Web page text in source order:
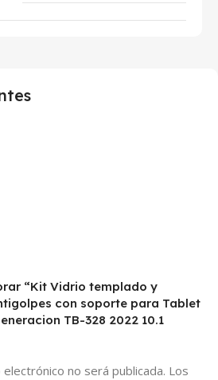
“Kit Vidrio templado y
con soporte para Tablet
TB-328 2022 10.1
no será publicada. Los